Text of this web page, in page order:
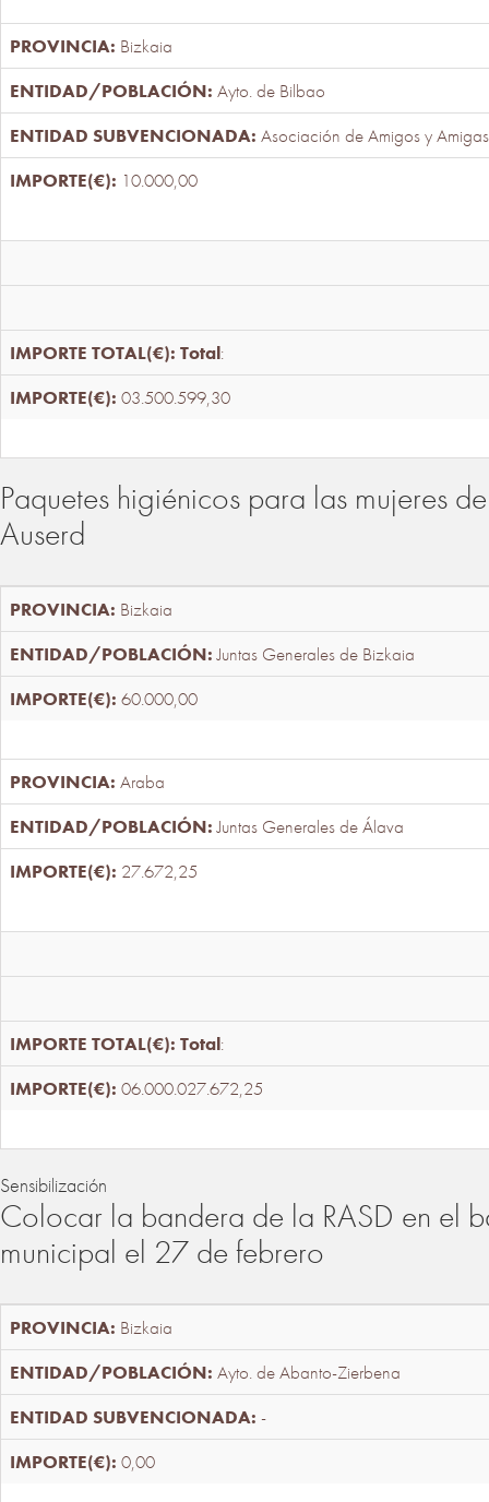
Bizkaia
Ayto. de Bilbao
Asociación de Amigos y
10.000,00
Total:
03.500.599,30
Paquetes higiénicos para las mujeres
Auserd
Bizkaia
Juntas Generales de Bizkaia
60.000,00
Araba
Juntas Generales de Álava
27.672,25
Total:
06.000.027.672,25
Sensibilización
Colocar la bandera de la RASD en el
municipal el 27 de febrero
Bizkaia
Ayto. de Abanto-Zierbena
-
0,00